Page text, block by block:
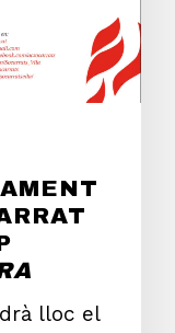
lloc el